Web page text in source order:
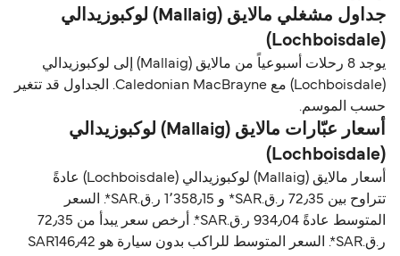
جداول مشغلي مالايق (Mallaig) لوكبوزيدالي
(Lochboisdale)
يوجد 8 رحلات أسبوعياً من مالايق (Mallaig) إلى لوكبوزيدالي
(Lochboisdale) مع Caledonian MacBrayne. الجداول قد تتغير
حسب الموسم.
أسعار عبّارات مالايق (Mallaig) لوكبوزيدالي
(Lochboisdale)
أسعار مالايق (Mallaig) لوكبوزيدالي (Lochboisdale) عادةً
تتراوح بين 72٫35 ر.ق.‏SAR* و 1٬358٫15 ر.ق.‏SAR*. السعر
المتوسط عادةً 934٫04 ر.ق.‏SAR*. أرخص سعر يبدأ من 72٫35
ر.ق.‏SAR*. السعر المتوسط للراكب بدون سيارة هو SAR146٫42